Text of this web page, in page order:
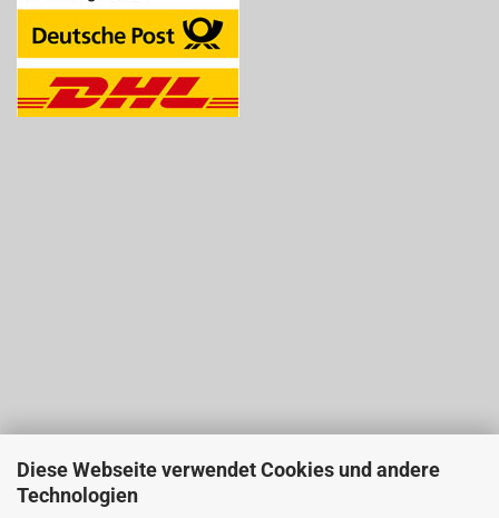
Diese Webseite verwendet Cookies und andere
Technologien